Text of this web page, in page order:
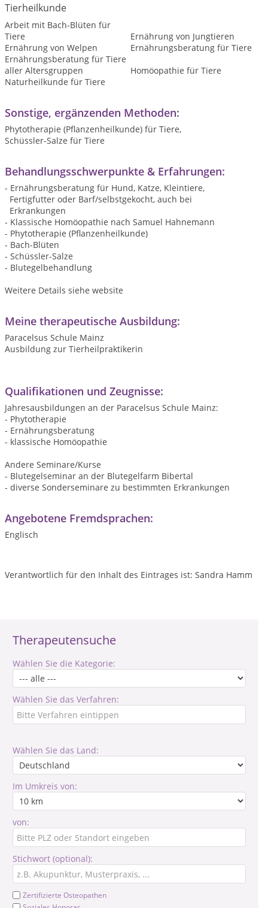
Therapeutensuche
Wählen Sie die Kategorie:
Wählen Sie das Verfahren:
Wählen Sie das Land:
Im Umkreis von:
von:
Stichwort (optional):
Zertifizierte Osteopathen
Tierheilkunde
Arbeit mit Bach-Blüten für
Tiere
Ernährung von Jungtieren
Ernährung von Welpen
Ernährungsberatung für Tiere
Ernährungsberatung für Tiere
aller Altersgruppen
Homöopathie für Tiere
Naturheilkunde für Tiere
Sonstige, ergänzenden Methoden:
Phytotherapie (Pflanzenheilkunde) für Tiere,
Schüssler-Salze für Tiere
Behandlungsschwerpunkte & Erfahrungen:
- Ernährungsberatung für Hund, Katze, Kleintiere,
Fertigfutter oder Barf/selbstgekocht, auch bei
Erkrankungen
- Klassische Homöopathie nach Samuel Hahnemann
- Phytotherapie (Pflanzenheilkunde)
- Bach-Blüten
- Schüssler-Salze
- Blutegelbehandlung
Weitere Details siehe website
Meine therapeutische Ausbildung:
Paracelsus Schule Mainz
Ausbildung zur Tierheilpraktikerin
Qualifikationen und Zeugnisse:
Jahresausbildungen an der Paracelsus Schule Mainz:
- Phytotherapie
- Ernährungsberatung
- klassische Homöopathie
Andere Seminare/Kurse
- Blutegelseminar an der Blutegelfarm Bibertal
- diverse Sonderseminare zu bestimmten Erkrankungen
Angebotene Fremdsprachen:
Englisch
Verantwortlich für den Inhalt des Eintrages ist: Sandra Hamm